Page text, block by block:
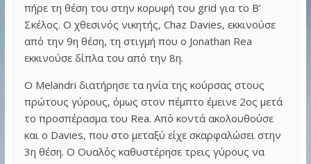
πήρε τη θέση του στην κορυφή του grid για το Β’
Σκέλος. Ο χθεσινός νικητής, Chaz Davies, εκκινούσε
από την 9η θέση, τη στιγμή που ο Jonathan Rea
εκκινούσε δίπλα του από την 8η.
Ο Melandri διατήρησε τα ηνία της κούρσας στους
πρώτους γύρους, όμως στον πέμπτο έμεινε 2ος μετά
το προσπέρασμα του Rea. Από κοντά ακολουθούσε
και ο Davies, που στο μεταξύ είχε σκαρφαλώσει στην
3η θέση. Ο Ουαλός καθυστέρησε τρεις γύρους να